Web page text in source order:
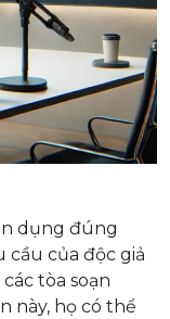
dụng đúng
cầu của độc giả
tòa soạn
này, họ có thể